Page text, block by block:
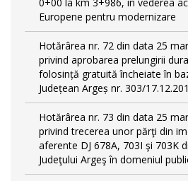
Europene pentru modernizare
Hotărârea nr. 72 din data 25
privind aprobarea prelungirii
folosință gratuită încheiate în
Județean Argeș nr. 303/
Hotărârea nr. 73 din data 25
privind trecerea unor părţi din
aferente DJ 678A, 703I şi 703K
Judeţului Argeş în domeniul